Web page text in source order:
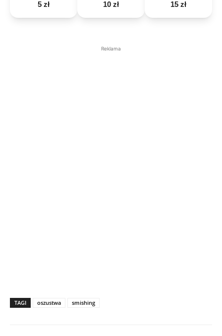
5 zł 10 zł 15 zł
Reklama
TAGI oszustwa smishing